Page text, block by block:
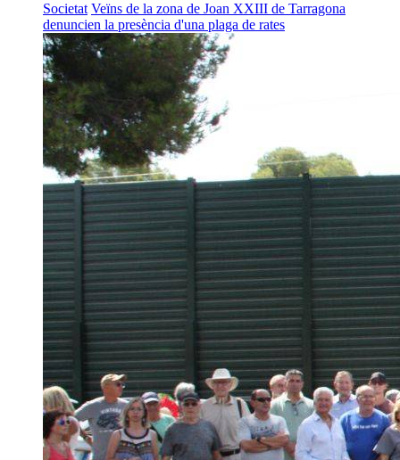
Societat Veïns de la zona de Joan XXIII de Tarragona
denuncien la presència d'una plaga de rates